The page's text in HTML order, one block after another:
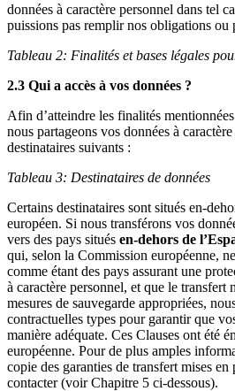
données à caractère personnel dans tel
puissions pas remplir nos obligations ou
Tableau 2: Finalités et bases légales
2.3 Qui a accès à vos données ?
Afin d’atteindre les finalités
nous partageons vos données à
destinataires suivants :
Tableau 3: Destinataires de données
Certains destinataires sont situés en-
européen. Si nous transférons vos
vers des pays situés en-dehors de
qui, selon la Commission européenne,
comme étant des pays assurant une
à caractère personnel, et que le transfert
mesures de sauvegarde appropriées,
contractuelles types pour garantir que
manière adéquate. Ces Clauses ont été
européenne. Pour de plus amples
copie des garanties de transfert mises
contacter (voir Chapitre 5 ci-dessous).